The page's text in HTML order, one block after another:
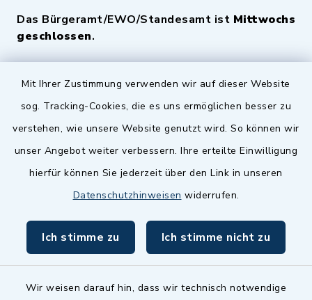
Mit Ihrer Zustimmung verwenden wir auf dieser Website
sog. Tracking-Cookies, die es uns ermöglichen besser zu
verstehen, wie unsere Website genutzt wird. So können wir
unser Angebot weiter verbessern. Ihre erteilte Einwilligung
hierfür können Sie jederzeit über den Link in unseren
Datenschutzhinweisen widerrufen.
Ich stimme zu Ich stimme nicht zu
Wir weisen darauf hin, dass wir technisch notwendige
Das Bürgeramt/EWO/Standesamt ist Mittwochs
geschlossen.
Quicklinks
Zenngrund Allianz
Dillenberggruppe
inixmedia GmbH